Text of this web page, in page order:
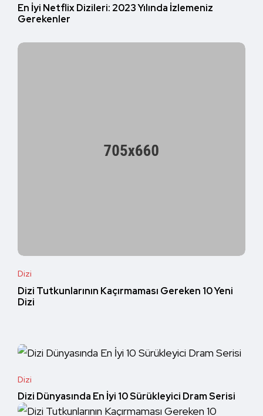
En İyi Netflix Dizileri: 2023 Yılında İzlemeniz
Gerekenler
Dizi
Dizi Tutkunlarının Kaçırmaması Gereken 10 Yeni
Dizi
Dizi
Dizi Dünyasında En İyi 10 Sürükleyici Dram Serisi